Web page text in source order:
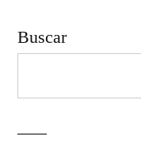
Buscar